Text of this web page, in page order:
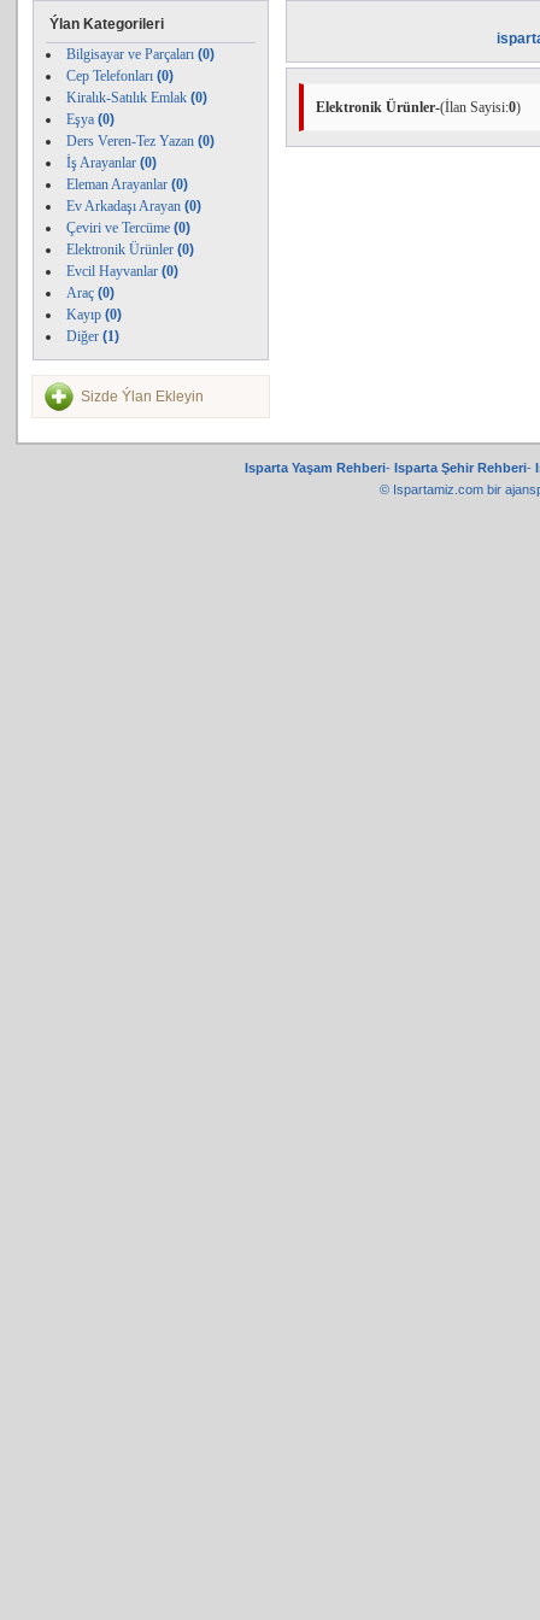
Ýlan Kategorileri
Bilgisayar ve Parçaları (0)
Cep Telefonları (0)
Kiralık-Satılık Emlak (0)
Eşya (0)
Ders Veren-Tez Yazan (0)
İş Arayanlar (0)
Eleman Arayanlar (0)
Ev Arkadaşı Arayan (0)
Çeviri ve Tercüme (0)
Elektronik Ürünler (0)
Evcil Hayvanlar (0)
Araç (0)
Kayıp (0)
Diğer (1)
Sizde Ýlan Ekleyin
Elektronik Ürünler-(İlan Sayisi:0)
Isparta Yaşam Rehberi- Isparta Şehir Rehberi-
© Ispartamiz.com bir